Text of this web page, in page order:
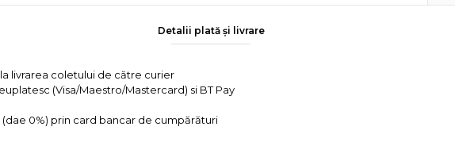
Detalii plată și livrare
livrarea coletului de către curier
(Visa/Maestro/Mastercard) si BT Pay
(dae 0%) prin card bancar de cumpărături